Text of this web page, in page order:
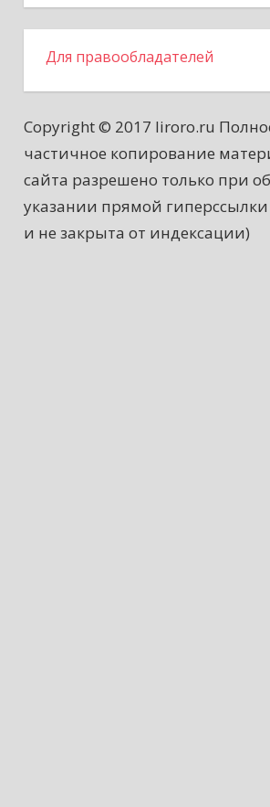
Для правообладателей
Copyright © 2017 liroro.ru
частичное копирование
сайта разрешено только при
указании прямой
и не закрыта от индексации)